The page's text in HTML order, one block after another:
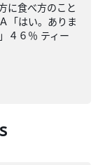
に食べ方のこと
「はい。ありま
６％ ティー